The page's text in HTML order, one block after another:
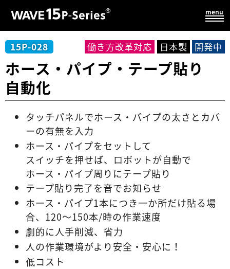
15P-028 開発中
日本製
働き方改革対応
ホース・ パイプ・ テープ貼り
自動化
タッチパネルでホース・パイプの太さとカバ
ーの有無を入力
ホース・パイプをセットして
スイッチを押せば、 ロボットが自動で
ホース・パイプ周りにテープ貼り
テープ貼り完了を音でお知らせ
ホース・パイプ1本につき一か所だけ貼る場
合、120～150本/時の作業速度
劇的に人手削減、省力
人の作業環境がより安全・安心に！
低コスト